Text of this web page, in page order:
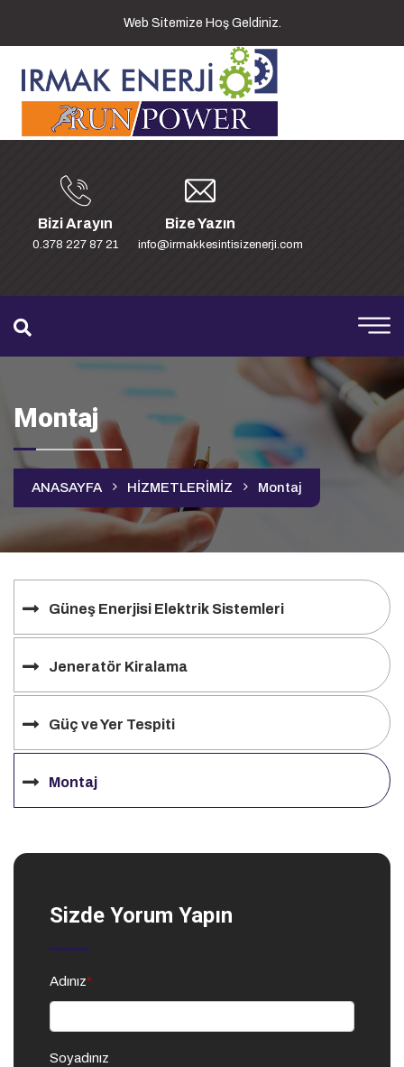
Web Sitemize Hoş Geldiniz.
Bizi Arayın
0.378 227 87 21
Bize Yazın
info@irmakkesintisizenerji.com
Montaj
ANASAYFA HİZMETLERİMİZ Montaj
Güneş Enerjisi Elektrik Sistemleri
Jeneratör Kiralama
Güç ve Yer Tespiti
Montaj
Sizde Yorum Yapın
Adınız*
Soyadınız